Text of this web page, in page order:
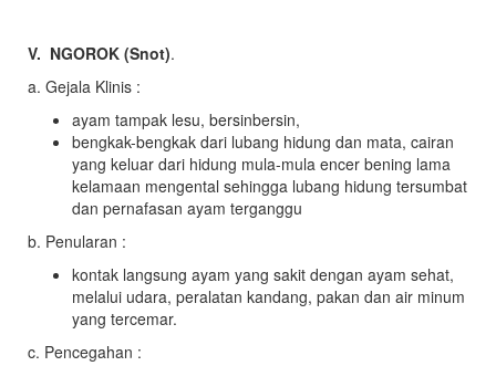
V. NGOROK (Snot).
a. Gejala Klinis :
ayam tampak lesu, bersinbersin,
bengkak-bengkak dari lubang hidung dan mata, cairan
yang keluar dari hidung mula-mula encer bening lama
kelamaan mengental sehingga lubang hidung tersumbat
dan pernafasan ayam terganggu
b. Penularan :
kontak langsung ayam yang sakit dengan ayam sehat,
melalui udara, peralatan kandang, pakan dan air minum
yang tercemar.
c. Pencegahan :